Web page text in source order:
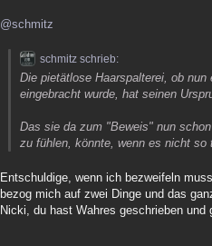
@schmitz
schmitz schrieb:
Die pietätlose Haarspalterei, ob
eingebracht wurde, hat seinen
Das sie da zum "Beweis" nun
zu fühlen, könnte, wenn es nicht so
Entschuldige, wenn ich bezweifeln
bezog mich auf zwei Dinge und das
Nicki, du hast Wahres geschrieben und